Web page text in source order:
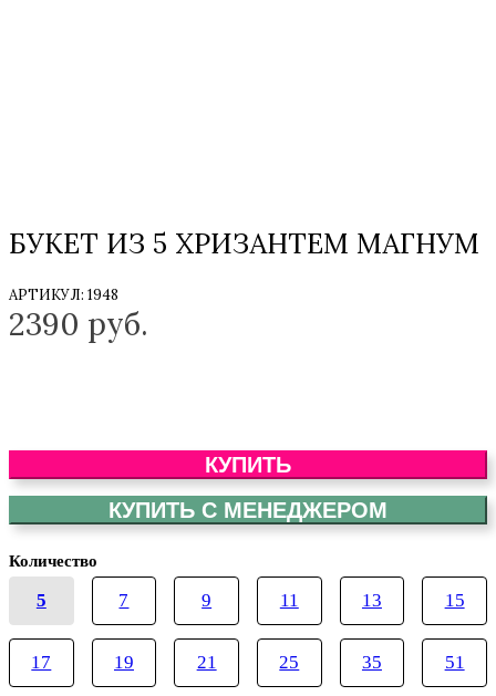
БУКЕТ ИЗ 5 ХРИЗАНТЕМ МАГНУМ
АРТИКУЛ: 1948
2390 руб.
КУПИТЬ
КУПИТЬ С МЕНЕДЖЕРОМ
Количество
5 7 9 11 13 15
17 19 21 25 35 51